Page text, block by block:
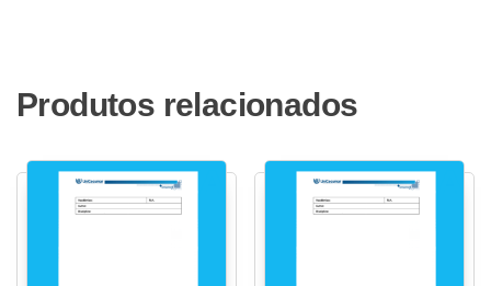
Produtos relacionados